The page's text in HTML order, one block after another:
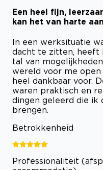
Een heel fijn,
kan het van harte
In een werksituatie
dacht te zitten, heeft
tal van
wereld voor me open
heel dankbaar voor.
waren praktisch en
dingen geleerd die
brengen.
Betrokkenheid
Professionaliteit